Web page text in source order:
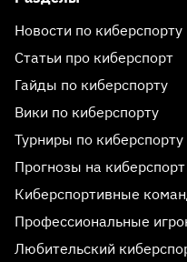
Новости по киберспорту
Статьи про киберспорт
Гайды по киберспорту
Вики по киберспорту
Турниры по киберспорту
Прогнозы на киберспорт
Киберспортивные
Профессиональные
Любительский